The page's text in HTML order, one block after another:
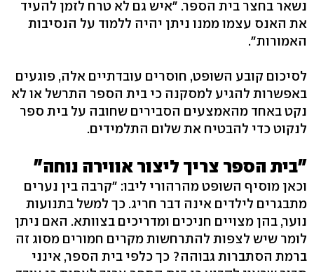
נשאר בחצר בית הספר. "איש גם לא טרח לזמן להעיד
את האנס עצמו ממנו ניתן יהיה ללמוד על הנסיבות
האמורות".
לסיכום קובע השופט, חוסרים עובדתיים אלה, פוגעים
באפשרות להגיע למסקנה כי בית הספר התרשל או לא
נקט באחד מהאמצעים הסבירים שחובה על בית ספר
לנקוט כדי להבטיח את שלום התלמידים.
"בית הספר צריך ליצור אווירה נוחה"
וכאן מוסיף השופט מהרהורי ליבו: "קרבה בין נערים
מתבגרים לילדים אינה דבר חריג. כך למשל בתנועות
נוער, בהן מצויים חניכים ומדריכים בצוותא. האם ניתן
לומר שיש לצפות להתרחשות מקרים חמורים מסוג זה
ברמת הסתברות גבוהה? כך כלפי בית הספר, אינני